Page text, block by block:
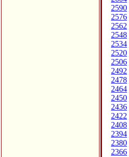
2590
2576
2562
2548
2534
2520
2506
2492
2478
2464
2450
2436
2422
2408
2394
2380
2366